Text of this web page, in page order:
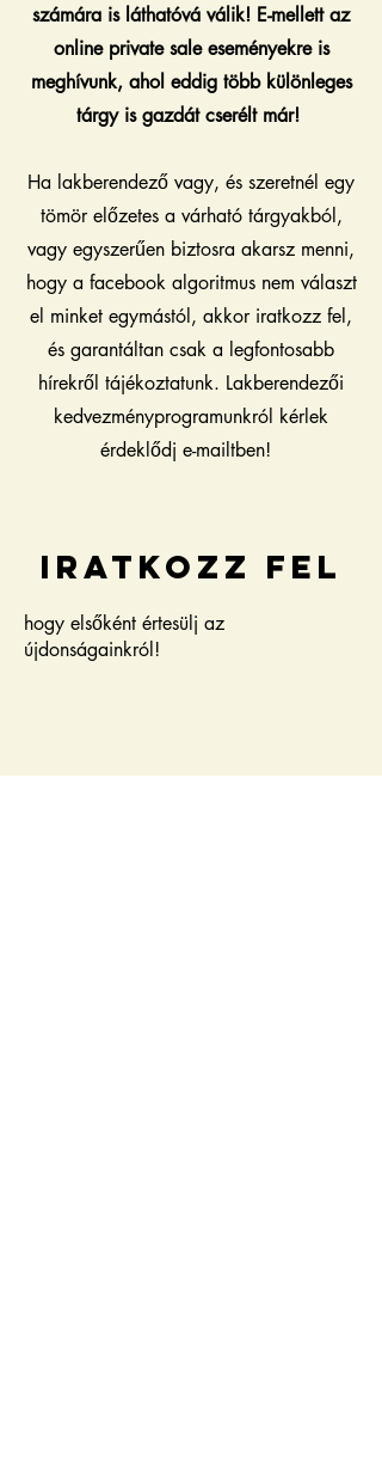
számára is láthatóvá válik! E-mellett az
online private sale eseményekre is
meghívunk, ahol eddig több különleges
tárgy is gazdát cserélt már!
Ha lakberendező vagy, és szeretnél egy
tömör előzetes a várható tárgyakból,
vagy egyszerűen biztosra akarsz menni,
hogy a facebook algoritmus nem választ
el minket egymástól, akkor iratkozz fel,
és garantáltan csak a legfontosabb
hírekről tájékoztatunk. Lakberendezői
kedvezményprogramunkról kérlek
érdeklődj e-mailtben!
iratkozz fel
hogy elsőként értesülj az
újdonságainkról!